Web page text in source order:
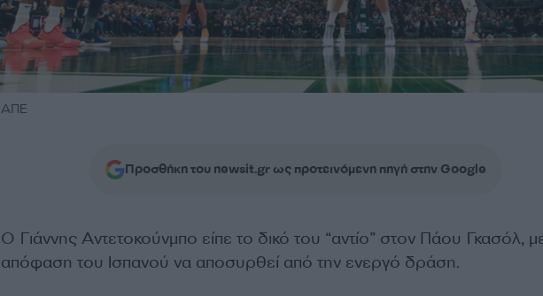
ΑΠΕ
Προσθήκη του newsit.gr ως προτεινόμενη πηγή στην Google
Ο Γιάννης Αντετοκούνμπο είπε το δικό του “αντίο” στον Πάου Γκασόλ,
απόφαση του Ισπανού να αποσυρθεί από την ενεργό δράση.